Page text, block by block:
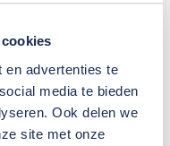
en advertenties te
media te bieden
Ook delen we
site met onze
of aandoening
blijvend